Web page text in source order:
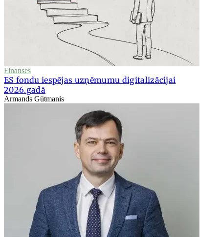
Finanses
ES fondu iespējas uzņēmumu digitalizācijai
2026.gadā
Armands Gūtmanis